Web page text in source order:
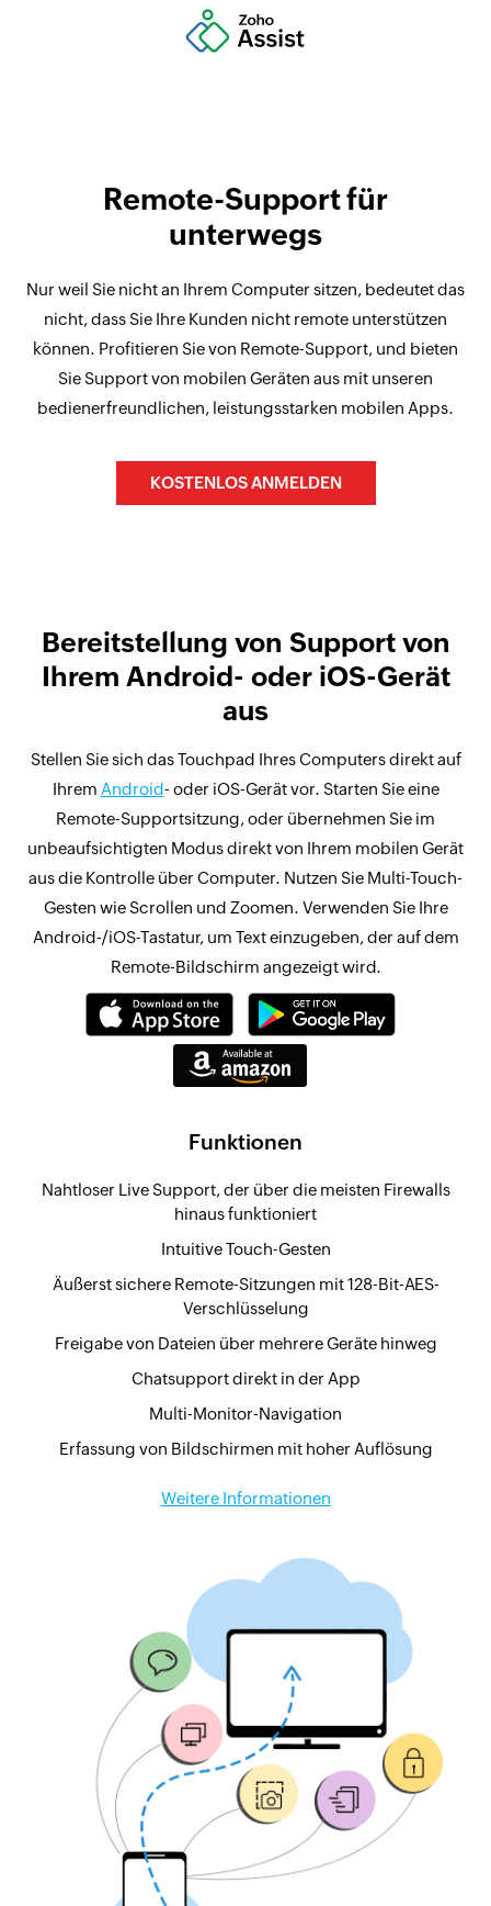
Remote-Support für
unterwegs
Nur weil Sie nicht an Ihrem Computer sitzen, bedeutet das
nicht, dass Sie Ihre Kunden nicht remote unterstützen
können. Profitieren Sie von Remote-Support, und bieten
Sie Support von mobilen Geräten aus mit unseren
bedienerfreundlichen, leistungsstarken mobilen Apps.
KOSTENLOS ANMELDEN
Bereitstellung von Support von
Ihrem Android- oder iOS-Gerät
aus
Stellen Sie sich das Touchpad Ihres Computers direkt auf
Ihrem Android- oder iOS-Gerät vor. Starten Sie eine
Remote-Supportsitzung, oder übernehmen Sie im
unbeaufsichtigten Modus direkt von Ihrem mobilen Gerät
aus die Kontrolle über Computer. Nutzen Sie Multi-Touch-
Gesten wie Scrollen und Zoomen. Verwenden Sie Ihre
Android-/iOS-Tastatur, um Text einzugeben, der auf dem
Remote-Bildschirm angezeigt wird.
Funktionen
Nahtloser Live Support, der über die meisten Firewalls
hinaus funktioniert
Intuitive Touch-Gesten
Äußerst sichere Remote-Sitzungen mit 128-Bit-AES-
Verschlüsselung
Freigabe von Dateien über mehrere Geräte hinweg
Chatsupport direkt in der App
Multi-Monitor-Navigation
Erfassung von Bildschirmen mit hoher Auflösung
Weitere Informationen